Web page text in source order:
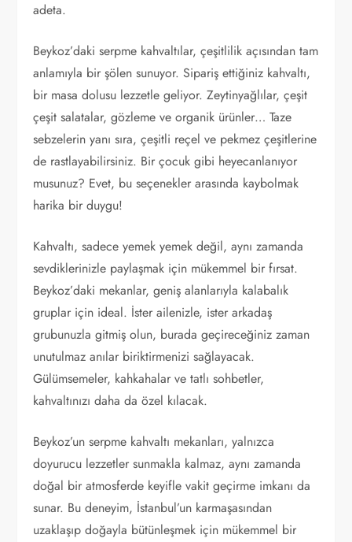
adeta.
Beykoz’daki serpme kahvaltılar, çeşitlilik açısından tam
anlamıyla bir şölen sunuyor. Sipariş ettiğiniz kahvaltı,
bir masa dolusu lezzetle geliyor. Zeytinyağlılar, çeşit
çeşit salatalar, gözleme ve organik ürünler… Taze
sebzelerin yanı sıra, çeşitli reçel ve pekmez çeşitlerine
de rastlayabilirsiniz. Bir çocuk gibi heyecanlanıyor
musunuz? Evet, bu seçenekler arasında kaybolmak
harika bir duygu!
Kahvaltı, sadece yemek yemek değil, aynı zamanda
sevdiklerinizle paylaşmak için mükemmel bir fırsat.
Beykoz’daki mekanlar, geniş alanlarıyla kalabalık
gruplar için ideal. İster ailenizle, ister arkadaş
grubunuzla gitmiş olun, burada geçireceğiniz zaman
unutulmaz anılar biriktirmenizi sağlayacak.
Gülümsemeler, kahkahalar ve tatlı sohbetler,
kahvaltınızı daha da özel kılacak.
Beykoz’un serpme kahvaltı mekanları, yalnızca
doyurucu lezzetler sunmakla kalmaz, aynı zamanda
doğal bir atmosferde keyifle vakit geçirme imkanı da
sunar. Bu deneyim, İstanbul’un karmaşasından
uzaklaşıp doğayla bütünleşmek için mükemmel bir